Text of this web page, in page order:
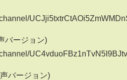
バージョン)
バージョン)